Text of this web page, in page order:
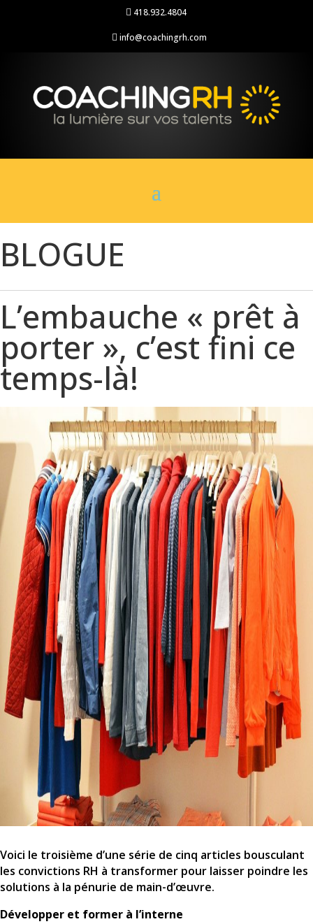
 418.932.4804
 info@coachingrh.com
BLOGUE
L’embauche « prêt à
porter », c’est fini ce
temps-là!
Voici le troisième d’une série de cinq articles bousculant
les convictions RH à transformer pour laisser poindre les
solutions à la pénurie de main-d’œuvre.
Développer et former à l’interne